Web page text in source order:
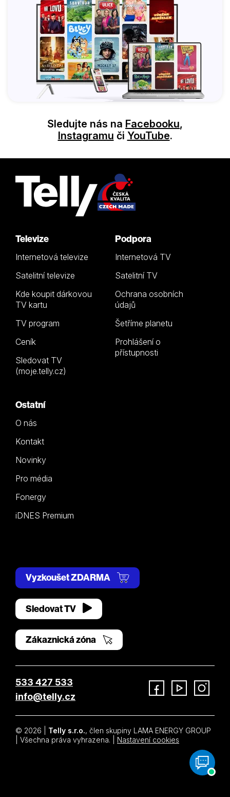
Sledujte nás na Facebooku,
Instagramu či YouTube.
Televize
Internetová televize
Satelitní televize
Kde koupit dárkovou
TV kartu
TV program
Ceník
Sledovat TV
(moje.telly.cz)
Podpora
Internetová TV
Satelitní TV
Ochrana osobních
údajů
Šetříme planetu
Prohlášení o
přístupnosti
Ostatní
O nás
Kontakt
Novinky
Pro média
Fonergy
iDNES Premium
Vyzkoušet ZDARMA
Sledovat TV
Zákaznická zóna
533 427 533
info@telly.cz
© 2026 | Telly s.r.o., člen skupiny LAMA ENERGY GROUP
| Všechna práva vyhrazena. |
Nastavení cookies